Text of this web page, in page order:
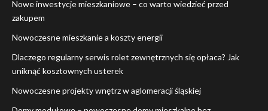
Nowe inwestycje mieszkaniowe – co warto wiedzieć przed
zakupem
Nowoczesne mieszkanie a koszty energii
Dlaczego regularny serwis rolet zewnętrznych się opłaca? Jak
uniknąć kosztownych usterek
Nowoczesne projekty wnętrz w aglomeracji śląskiej